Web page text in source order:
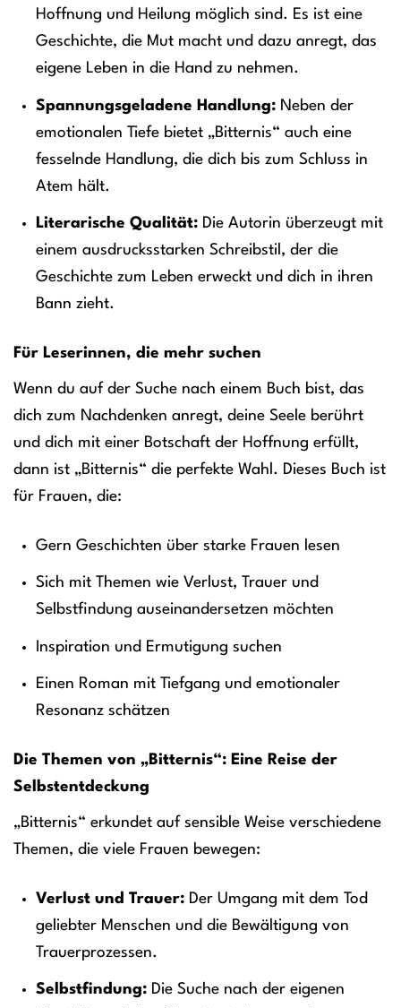
Hoffnung und Heilung möglich sind. Es ist eine
Geschichte, die Mut macht und dazu anregt, das
eigene Leben in die Hand zu nehmen.
Spannungsgeladene Handlung:Neben der
emotionalen Tiefe bietet „Bitternis“ auch eine
fesselnde Handlung, die dich bis zum Schluss in
Atem hält.
Literarische Qualität:Die Autorin überzeugt mit
einem ausdrucksstarken Schreibstil, der die
Geschichte zum Leben erweckt und dich in ihren
Bann zieht.
Für Leserinnen, die mehr suchen
Wenn du auf der Suche nach einem Buch bist, das
dich zum Nachdenken anregt, deine Seele berührt
und dich mit einer Botschaft der Hoffnung erfüllt,
dann ist „Bitternis“ die perfekte Wahl. Dieses Buch ist
für Frauen, die:
Gern Geschichten über starke Frauen lesen
Sich mit Themen wie Verlust, Trauer und
Selbstfindung auseinandersetzen möchten
Inspiration und Ermutigung suchen
Einen Roman mit Tiefgang und emotionaler
Resonanz schätzen
Die Themen von „Bitternis“: Eine Reise der
Selbstentdeckung
„Bitternis“ erkundet auf sensible Weise verschiedene
Themen, die viele Frauen bewegen:
Verlust und Trauer:Der Umgang mit dem Tod
geliebter Menschen und die Bewältigung von
Trauerprozessen.
Selbstfindung:Die Suche nach der eigenen